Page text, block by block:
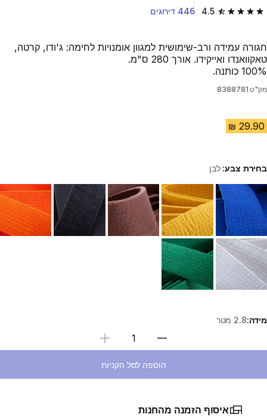
4.5 4.5 out of 5 stars from 446 reviews 446 דירוגים
חגורה עמידה ורב-שימושית למגוון אומנויות לחימה: ג'ודו, קרטה,
טאקוואנדו ואייקידו. אורך 280 ס"מ.
100% כותנה.
מק"ט 8388781
בחירת צבע:לבן
Choose a variant
מידה:2.8 מטר
בחירת כמות
הוספה לסל הקניות
איסוף הזמנה מהחנות